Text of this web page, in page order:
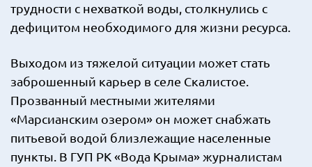
трудности с нехваткой воды, столкнулись с
дефицитом необходимого для жизни ресурса.
Выходом из тяжелой ситуации может стать
заброшенный карьер в селе Скалистое.
Прозванный местными жителями
«Марсианским озером» он может снабжать
питьевой водой близлежащие населенные
пункты. В ГУП РК «Вода Крыма» журналистам